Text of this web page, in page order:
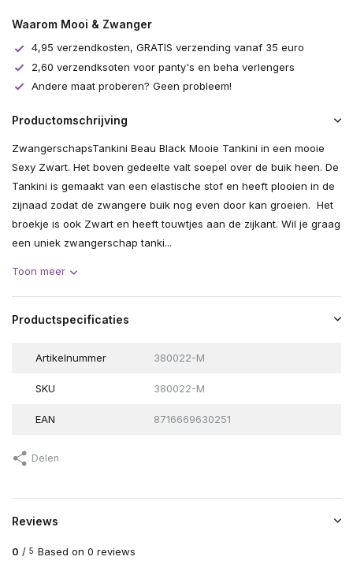
Waarom Mooi & Zwanger
4,95 verzendkosten, GRATIS verzending vanaf 35 euro
2,60 verzendksoten voor panty's en beha verlengers
Andere maat proberen? Geen probleem!
Productomschrijving
ZwangerschapsTankini Beau Black Mooie Tankini in een mooie
Sexy Zwart. Het boven gedeelte valt soepel over de buik heen. De
Tankini is gemaakt van een elastische stof en heeft plooien in de
zijnaad zodat de zwangere buik nog even door kan groeien. Het
broekje is ook Zwart en heeft touwtjes aan de zijkant. Wil je graag
een uniek zwangerschap tanki...
Toon meer
Productspecificaties
Artikelnummer 380022-M
SKU 380022-M
EAN 8716669630251
Delen
Reviews
0 / 5 Based on 0 reviews